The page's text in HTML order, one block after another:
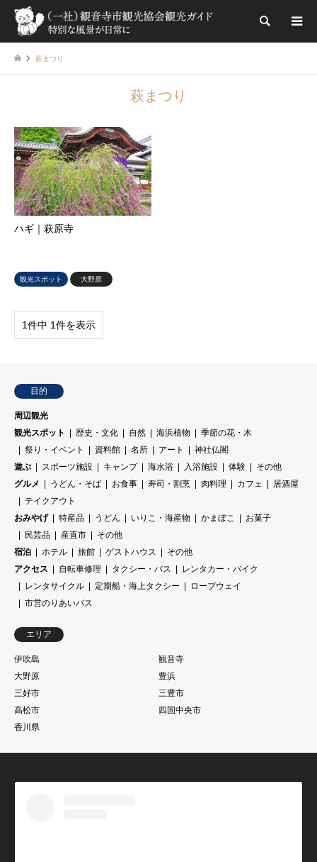
検索
萩まつり
萩まつり
ハギ｜萩原寺
観光スポット 大野原
1件中 1件を表示
目的
周辺観光
観光スポット
歴史・文化 自然 海浜植物
季節の花・木
祭り・イベント
資料館 名所 アート
神社仏閣
遊ぶ
スポーツ施設 キャンプ 海水浴 入浴施設 体験
その他
グルメ
うどん・そば お食事 寿司・割烹 肉料理 カフェ
居酒屋
テイクアウト
おみやげ
特産品 うどん いりこ・海産物 かまぼこ
お菓子
民芸品
産直市
その他
宿泊
ホテル 旅館 ゲストハウス
その他
アクセス
自転車修理 タクシー・バス
レンタカー・バイク
レンタサイクル
定期船・海上タクシー
ロープウェイ
市営のりあいバス
エリア
伊吹島
観音寺
大野原
豊浜
三好市
三豊市
高松市
四国中央市
香川県